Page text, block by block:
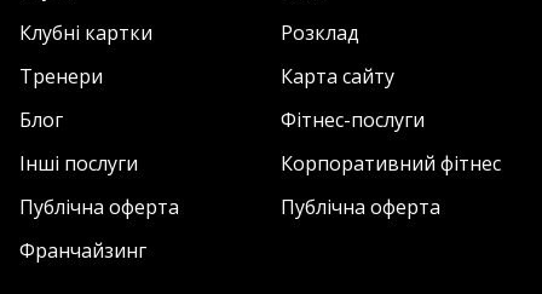
Клубні картки
Розклад
Тренери
Карта сайту
Блог
Фітнес-послуги
Інші послуги
Корпоративний фітнес
Публічна оферта
Публічна оферта
Франчайзинг